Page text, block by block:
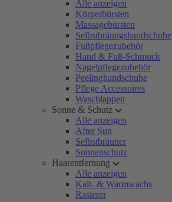
Alle anzeigen
Körperbürsten
Massagebürsten
Selbstbräungshandschuhe
Fußpflegezubehör
Hand & Fuß-Schmuck
Nagelpflegezubehör
Peelinghandschuhe
Pflege Accessoires
Waschlappen
Sonne & Schutz
Alle anzeigen
After Sun
Selbstbräuner
Sonnenschutz
Haarentfernung
Alle anzeigen
Kalt- & Warmwachs
Rasierer